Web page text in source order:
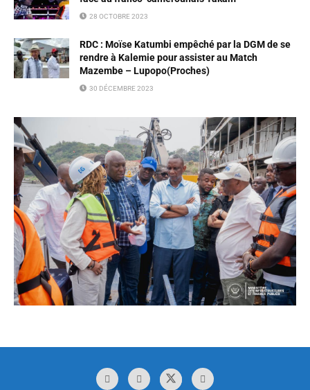
28 OCTOBRE 2023
RDC : Moïse Katumbi empêché par la DGM de se
rendre à Kalemie pour assister au Match
Mazembe – Lupopo(Proches)
30 DÉCEMBRE 2023